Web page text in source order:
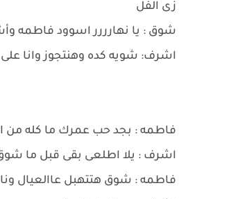
زى الفل
شوق : يا نهارررر اسوود فاطمه
اشرف: شويه كده وهنتجوز وانا
فاطمه : بجد حب عمرك ما كله من
اشرف : يلا اطلعى بقى قبل ما
فاطمه : شوق هتتهبل عاالعيال